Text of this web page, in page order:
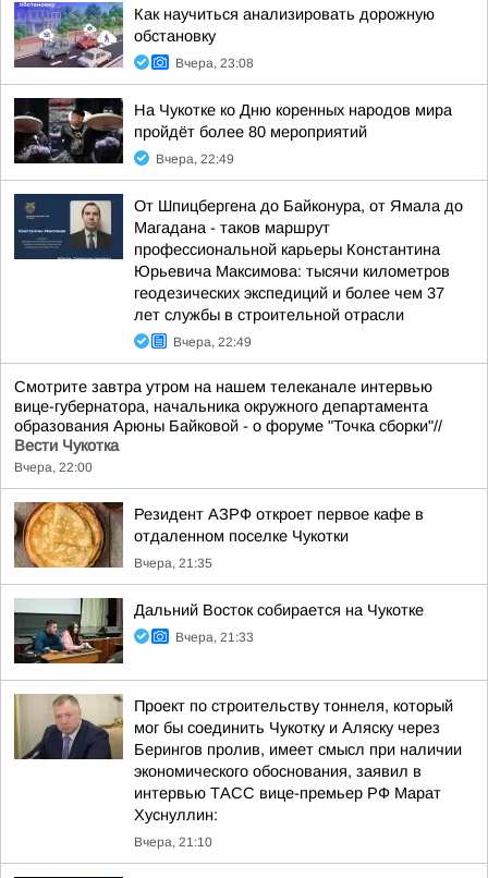
Как научиться анализировать дорожную
обстановку
Вчера, 23:08
На Чукотке ко Дню коренных народов мира
пройдёт более 80 мероприятий
Вчера, 22:49
От Шпицбергена до Байконура, от Ямала до
Магадана - таков маршрут
профессиональной карьеры Константина
Юрьевича Максимова: тысячи километров
геодезических экспедиций и более чем 37
лет службы в строительной отрасли
Вчера, 22:49
Смотрите завтра утром на нашем телеканале интервью
вице-губернатора, начальника окружного департамента
образования Арюны Байковой - о форуме "Точка сборки"//
Вести Чукотка
Вчера, 22:00
Резидент АЗРФ откроет первое кафе в
отдаленном поселке Чукотки
Вчера, 21:35
Дальний Восток собирается на Чукотке
Вчера, 21:33
Проект по строительству тоннеля, который
мог бы соединить Чукотку и Аляску через
Берингов пролив, имеет смысл при наличии
экономического обоснования, заявил в
интервью ТАСС вице-премьер РФ Марат
Хуснуллин:
Вчера, 21:10